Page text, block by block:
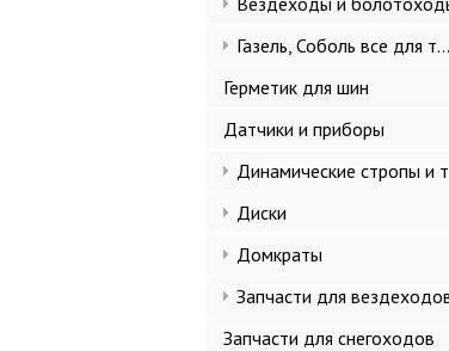
Газель, Соболь все для тюнинга
Герметик для шин
Датчики и приборы
Диски
Домкраты
Запчасти для
Запчасти для снегоходов